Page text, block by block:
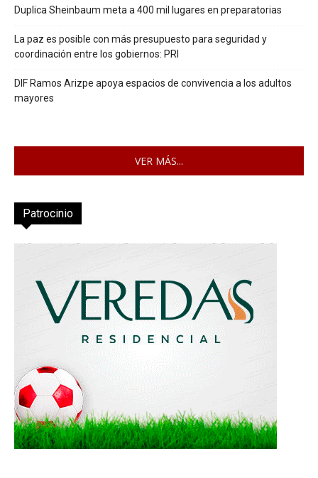
Duplica Sheinbaum meta a 400 mil lugares en preparatorias
La paz es posible con más presupuesto para seguridad y
coordinación entre los gobiernos: PRI
DIF Ramos Arizpe apoya espacios de convivencia a los adultos
mayores
VER MÁS...
Patrocinio